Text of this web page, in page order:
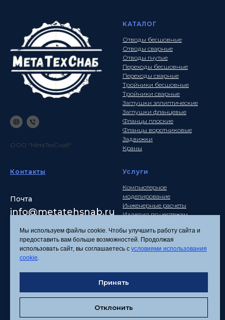
ООО "МетаТехСнаб"
КАТАЛОГ
Отводы бесшовные
Отводы сварные
Отводы гнутые
Переходы бесшовные
Переходы сварные
Тройники бесшовные
Тройники сварные
Заглушки эллиптические
Заглушки фланцевые
Фланцы плоские
Фланцы воротниковые
Задвижки
Краны
Контакты
Почта
info@metatehsnab.ru
Услуги
Компьютерное
моделирование
Инженерные расчеты
Изделия по чертежам
Политика
Согласие на обработку
персональных данных
Соглашение об
Мы используем файлы cookie. Чтобы улучшить работу сайта и
предоставить вам больше возможностей. Продолжая
использовать сайт, вы соглашаетесь с условиями использования
cookie.
Принять
Отклонить